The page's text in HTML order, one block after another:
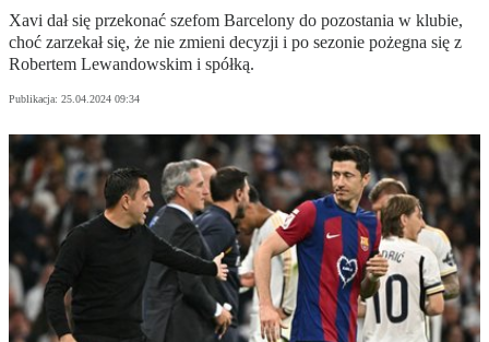
Xavi dał się przekonać szefom Barcelony do pozostania w klubie,
choć zarzekał się, że nie zmieni decyzji i po sezonie pożegna się z
Robertem Lewandowskim i spółką.
Publikacja: 25.04.2024 09:34